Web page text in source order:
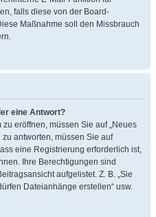
falls diese von der Board-
Maßnahme soll den Missbrauch
eine Antwort?
eröffnen, müssen Sie auf „Neues
antworten, müssen Sie auf
eine Registrierung erforderlich ist,
Ihre Berechtigungen sind
aufgelistet. Z. B. „Sie
Dateianhänge erstellen“ usw.